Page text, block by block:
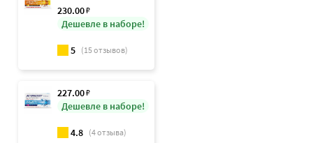
230.00₽
Дешевле в наборе!
5 (15отзывов)
227.00₽
Дешевле в наборе!
4.8 (4отзыва)